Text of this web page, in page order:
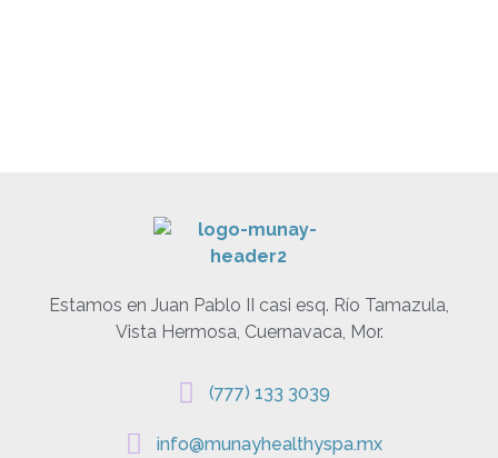
Estamos en Juan Pablo II casi esq. Río Tamazula,
Vista Hermosa, Cuernavaca, Mor.
(777) 133 3039
info@munayhealthyspa.mx